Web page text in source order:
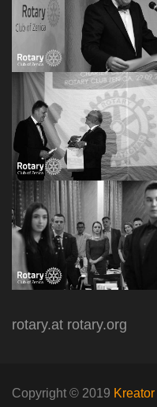
rotary.at rotary.org
Copyright © 2019 Kreator